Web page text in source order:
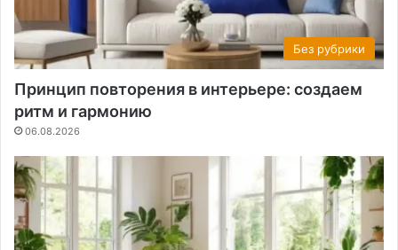
Без рубрики
Принцип повторения в интерьере: создаем
ритм и гармонию
06.08.2026